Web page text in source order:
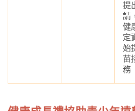
提
請
健
定
始
苗
務